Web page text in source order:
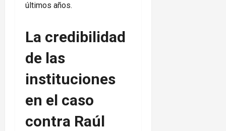
últimos años.
La credibilidad
de las
instituciones
en el caso
contra Raúl